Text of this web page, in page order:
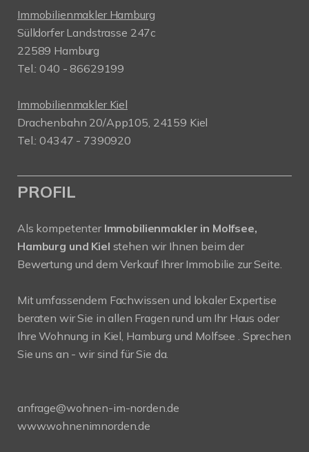
Immobilienmakler Hamburg
Sülldorfer Landstrasse 247c
22589 Hamburg
Tel.: 040 - 86629199
Immobilienmakler Kiel
Drachenbahn 20/App105, 24159 Kiel
Tel.: 04347 - 7390920
PROFIL
Als kompetenter Immobilienmakler in Molfsee,
Hamburg und Kiel stehen wir Ihnen beim der
Bewertung und dem Verkauf Ihrer Immobilie zur Seite.
Mit umfassendem Fachwissen und lokaler Expertise
beraten wir Sie in allen Fragen rund um Ihr Haus oder
Ihre Wohnung in Kiel, Hamburg und Molfsee . Sprechen
Sie uns an - wir sind für Sie da.
anfrage@wohnen-im-norden.de
www.wohnenimnorden.de